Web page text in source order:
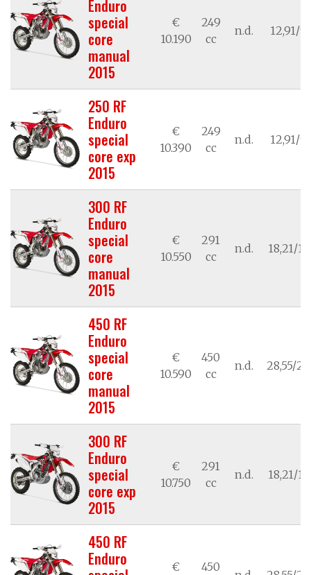
Enduro
special
core
manual
2015
€
10.190
249
cc
n.d. 12,91/
250 RF
Enduro
special
core exp
2015
€
10.390
249
cc
n.d. 12,91/
300 RF
Enduro
special
core
manual
2015
€
10.550
291
cc
n.d. 18,21/
450 RF
Enduro
special
core
manual
2015
€
10.590
450
cc
n.d. 28,55/
300 RF
Enduro
special
core exp
2015
€
10.750
291
cc
n.d. 18,21/
450 RF
Enduro
€
450